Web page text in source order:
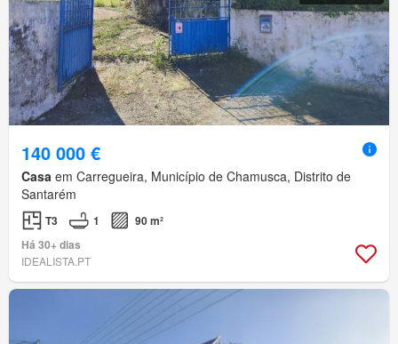
140 000 €
Casa em Carregueira, Município de Chamusca, Distrito de
Santarém
T3 1
90 m²
Há 30+ dias
IDEALISTA.PT